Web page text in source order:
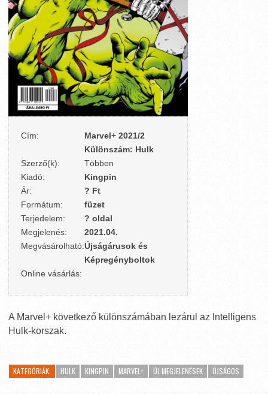
Cím:
Marvel+ 2021/2
Különszám: Hulk
Szerző(k):
Többen
Kiadó:
Kingpin
Ár:
? Ft
Formátum:
füzet
Terjedelem:
? oldal
Megjelenés:
2021.04.
Megvásárolható:Újságárusok és
Képregényboltok
Online vásárlás:
A Marvel+ következő különszámában lezárul az Intelligens
Hulk-korszak.
KATEGÓRIÁK: HULK KINGPIN MARVEL+ ÚJ MEGJELENÉSEK ÚJSÁGOS